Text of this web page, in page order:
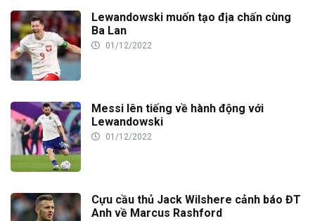
Lewandowski muốn tạo địa chấn cùng
Ba Lan
01/12/2022
Messi lên tiếng về hành động với
Lewandowski
01/12/2022
Cựu cầu thủ Jack Wilshere cảnh báo ĐT
Anh về Marcus Rashford